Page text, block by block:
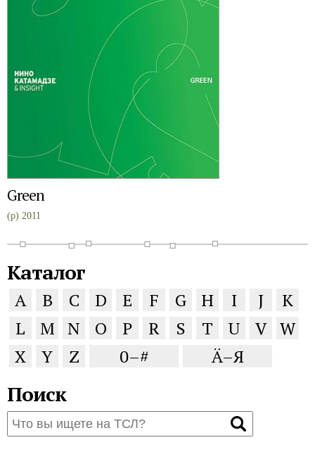
Green
(p) 2011
Каталог
A B C D E F G H I J
K
L
M N O P R S T U V W
X
Y Z 0–# Ä–Я
Поиск